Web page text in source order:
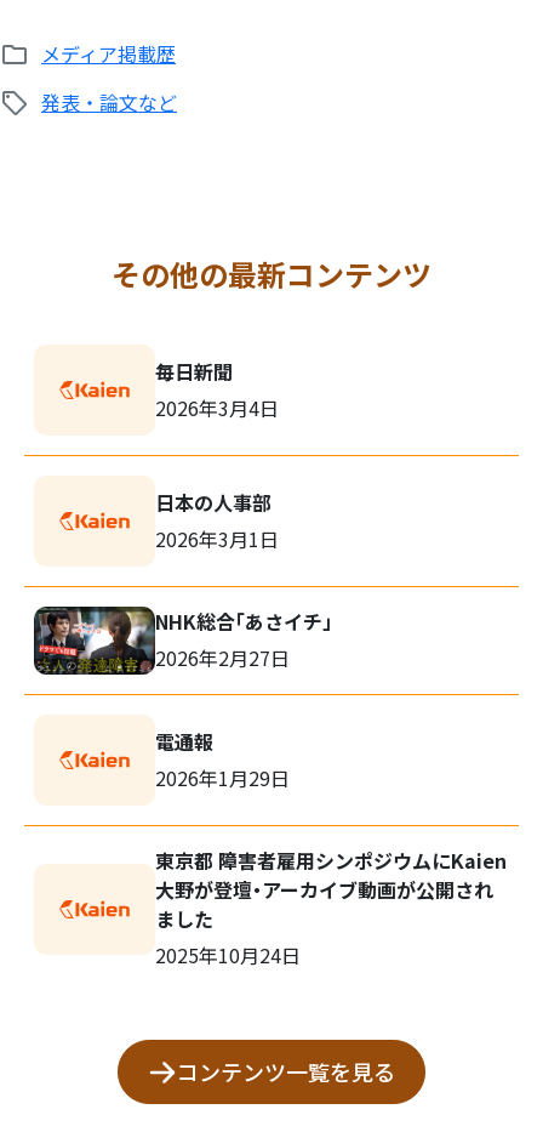
メディア掲載歴
発表・論文など
その他の最新コンテンツ
毎日新聞
2026年3月4日
日本の人事部
2026年3月1日
NHK総合「あさイチ」
2026年2月27日
電通報
2026年1月29日
東京都 障害者雇用シンポジウムにKaien
大野が登壇・アーカイブ動画が公開され
ました
2025年10月24日
コンテンツ一覧を見る